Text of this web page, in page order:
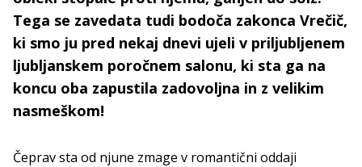
Tega se zavedata tudi bodoča zakonca Vrečič,
ki smo ju pred nekaj dnevi ujeli v priljubljenem
ljubljanskem poročnem salonu, ki sta ga na
koncu oba zapustila zadovoljna in z velikim
nasmeškom!
Čeprav sta od njune zmage v romantični oddaji